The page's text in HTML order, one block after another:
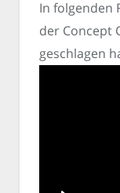
In folgenden
der Concept
geschlagen